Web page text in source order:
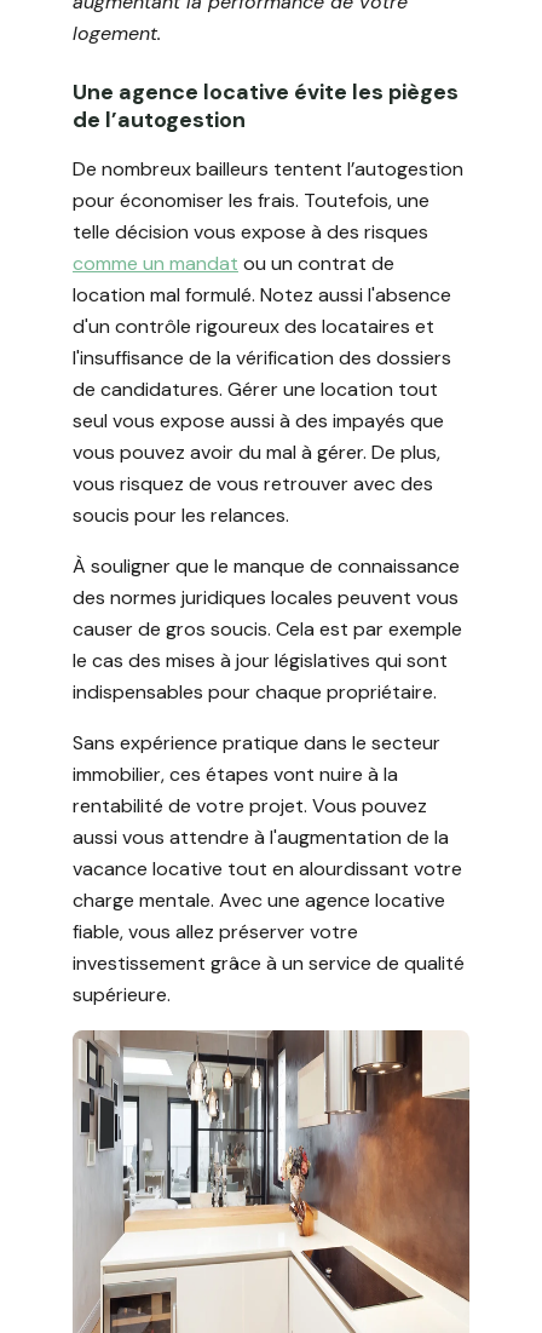
logement.
Une agence locative évite les pièges
de l’autogestion
De nombreux bailleurs tentent l’autogestion
pour économiser les frais. Toutefois, une
telle décision vous expose à des risques
comme un mandat ou un contrat de
location mal formulé. Notez aussi l'absence
d'un contrôle rigoureux des locataires et
l'insuffisance de la vérification des dossiers
de candidatures. Gérer une location tout
seul vous expose aussi à des impayés que
vous pouvez avoir du mal à gérer. De plus,
vous risquez de vous retrouver avec des
soucis pour les relances.
À souligner que le manque de connaissance
des normes juridiques locales peuvent vous
causer de gros soucis. Cela est par exemple
le cas des mises à jour législatives qui sont
indispensables pour chaque propriétaire.
Sans expérience pratique dans le secteur
immobilier, ces étapes vont nuire à la
rentabilité de votre projet. Vous pouvez
aussi vous attendre à l'augmentation de la
vacance locative tout en alourdissant votre
charge mentale. Avec une agence locative
fiable, vous allez préserver votre
investissement grâce à un service de qualité
supérieure.